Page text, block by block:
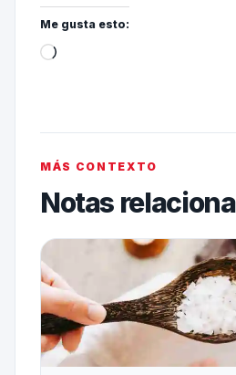
Me gusta esto:
MÁS CONTEXTO
Notas